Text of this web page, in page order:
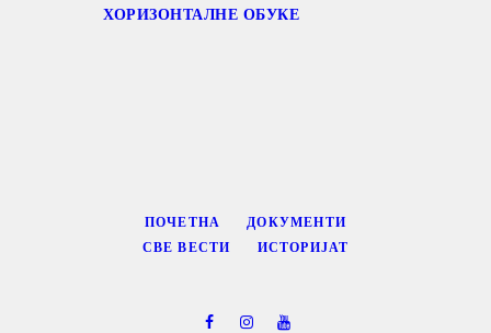
ХОРИЗОНТАЛНЕ ОБУКЕ
ПОЧЕТНА
ДОКУМЕНТИ
СВЕ ВЕСТИ
ИСТОРИЈАТ